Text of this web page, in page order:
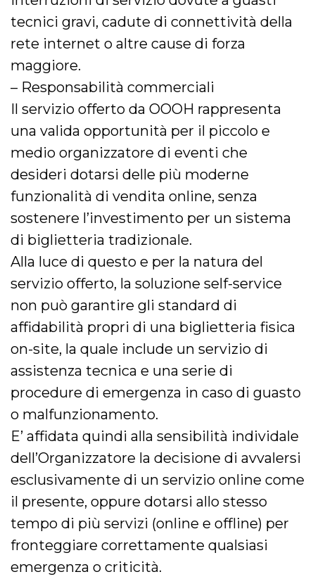
tecnici gravi, cadute di connettività della
rete internet o altre cause di forza
maggiore.
– Responsabilità commerciali
Il servizio offerto da OOOH rappresenta
una valida opportunità per il piccolo e
medio organizzatore di eventi che
desideri dotarsi delle più moderne
funzionalità di vendita online, senza
sostenere l’investimento per un sistema
di biglietteria tradizionale.
Alla luce di questo e per la natura del
servizio offerto, la soluzione self-service
non può garantire gli standard di
affidabilità propri di una biglietteria fisica
on-site, la quale include un servizio di
assistenza tecnica e una serie di
procedure di emergenza in caso di guasto
o malfunzionamento.
E’ affidata quindi alla sensibilità individale
dell’Organizzatore la decisione di avvalersi
esclusivamente di un servizio online come
il presente, oppure dotarsi allo stesso
tempo di più servizi (online e offline) per
fronteggiare correttamente qualsiasi
emergenza o criticità.